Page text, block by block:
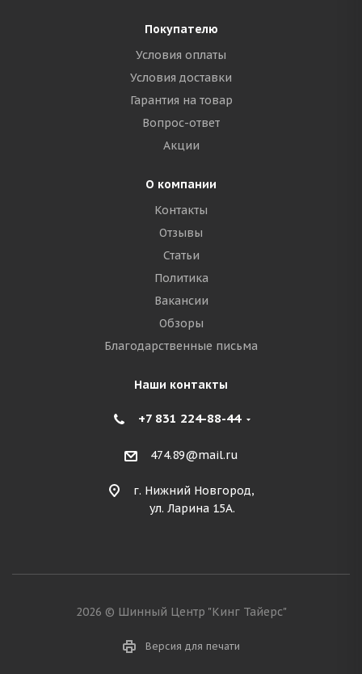
Покупателю
Условия оплаты
Условия доставки
Гарантия на товар
Вопрос-ответ
Акции
О компании
Контакты
Отзывы
Статьи
Политика
Вакансии
Обзоры
Благодарственные письма
Наши контакты
+7 831 224-88-44
474.89@mail.ru
г. Нижний Новгород,
ул. Ларина 15А.
2026 © Шинный Центр "Кинг Тайерс"
Версия для печати